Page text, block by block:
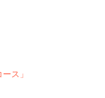
ス」